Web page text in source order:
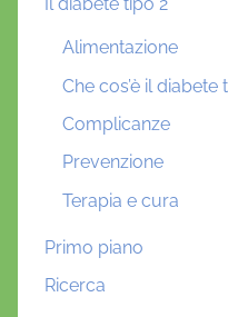
Alimentazione
Che cos’è il diabete
Complicanze
Prevenzione
Terapia e cura
Primo piano
Ricerca